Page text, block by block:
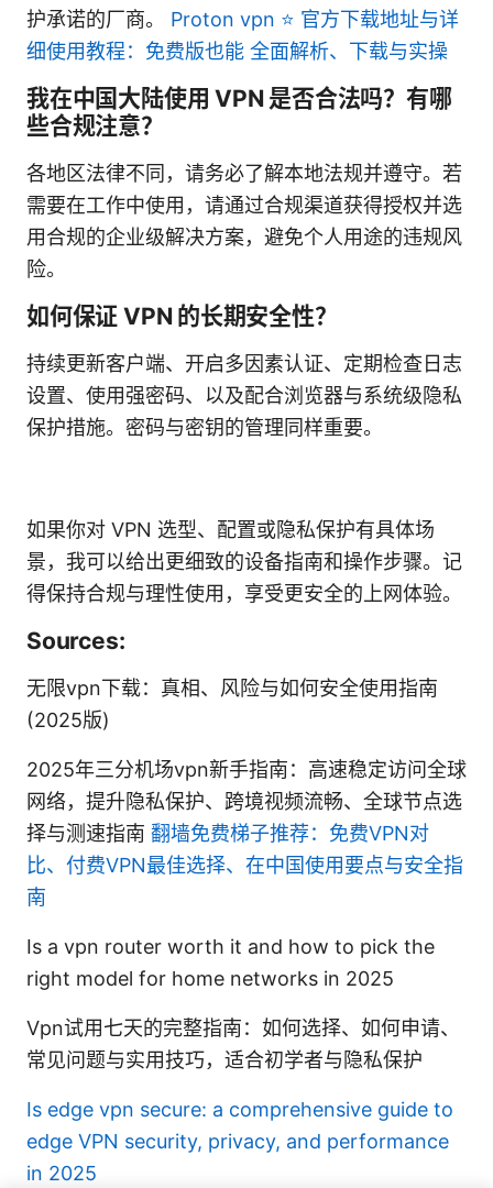
护承诺的厂商。 Proton vpn ⭐ 官方下载地址与详
细使用教程：免费版也能 全面解析、下载与实操
我在中国大陆使用 VPN 是否合法吗？有哪
些合规注意？
各地区法律不同，请务必了解本地法规并遵守。若
需要在工作中使用，请通过合规渠道获得授权并选
用合规的企业级解决方案，避免个人用途的违规风
险。
如何保证 VPN 的长期安全性？
持续更新客户端、开启多因素认证、定期检查日志
设置、使用强密码、以及配合浏览器与系统级隐私
保护措施。密码与密钥的管理同样重要。
如果你对 VPN 选型、配置或隐私保护有具体场
景，我可以给出更细致的设备指南和操作步骤。记
得保持合规与理性使用，享受更安全的上网体验。
Sources:
无限vpn下载：真相、风险与如何安全使用指南
(2025版)
2025年三分机场vpn新手指南：高速稳定访问全球
网络，提升隐私保护、跨境视频流畅、全球节点选
择与测速指南 翻墙免费梯子推荐：免费VPN对
比、付费VPN最佳选择、在中国使用要点与安全指
南
Is a vpn router worth it and how to pick the
right model for home networks in 2025
Vpn试用七天的完整指南：如何选择、如何申请、
常见问题与实用技巧，适合初学者与隐私保护
Is edge vpn secure: a comprehensive guide to
edge VPN security, privacy, and performance
in 2025